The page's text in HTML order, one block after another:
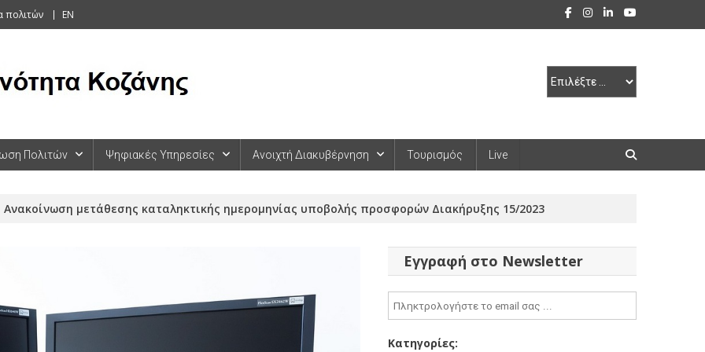
πολιτών EN
Πολιτών Ψηφιακές Υπηρεσίες Ανοιχτή Διακυβέρνηση Τουρισμός Live
Ανακοίνωση μετάθεσης καταληκτικής ημερομηνίας υποβολής προσφορών Διακήρυξης 15/2023
Εγγραφή στο Newsletter
Κατηγορίες: